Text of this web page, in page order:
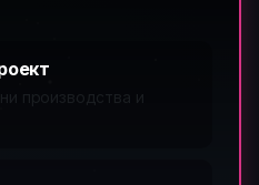
производства и